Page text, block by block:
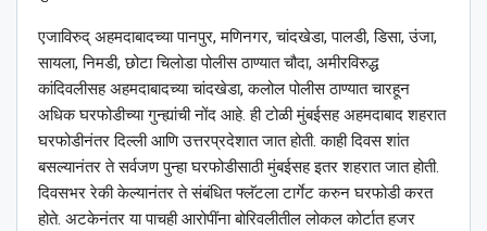
एजाविरुद् अहमदाबादच्या पानपुर, मणिनगर, चांदखेडा, पालडी, डिसा, उंजा,
सायला, निमडी, छोटा चिलोडा पोलीस ठाण्यात चौदा, अमीरविरुद्ध
कांदिवलीसह अहमदाबादच्या चांदखेडा, कलोल पोलीस ठाण्यात चारहून
अधिक घरफोडीच्या गुन्ह्यांची नोंद आहे. ही टोळी मुंबईसह अहमदाबाद शहरात
घरफोडीनंतर दिल्ली आणि उत्तरप्रदेशात जात होती. काही दिवस शांत
बसल्यानंतर ते सर्वजण पुन्हा घरफोडीसाठी मुंबईसह इतर शहरात जात होती.
दिवसभर रेकी केल्यानंतर ते संबंधित फ्लॅटला टार्गेट करुन घरफोडी करत
होते. अटकेनंतर या पाचही आरोपींना बोरिवलीतील लोकल कोर्टात हजर